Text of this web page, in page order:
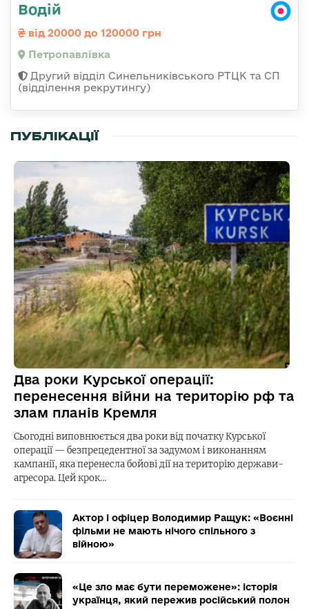
Водій
від 20000 до 120000 грн
Петропавлівка
Другий відділ Синельниківського РТЦК та СП
(відділення рекрутингу)
ПУБЛІКАЦІЇ
Два роки Курської операції:
перенесення війни на територію рф та
злам планів Кремля
Сьогодні виповнюється два роки від початку Курської
операції — безпрецедентної за задумом і виконанням
кампанії, яка перенесла бойові дії на територію держави-
агресора. Цей крок…
Актор і офіцер Володимир Ращук: «Воєнні
фільми не мають нічого спільного з
війною»
«Це зло має бути переможене»: історія
українця, який пережив російський полон